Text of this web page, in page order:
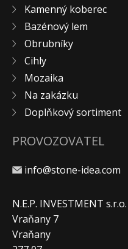
Kamenný koberec
Bazénový lem
Obrubníky
Cihly
Mozaika
Na zakázku
Doplňkový sortiment
PROVOZOVATEL
info@stone-idea.com
N.E.P. INVESTMENT s.r.o.
Vraňany 7
Vraňany